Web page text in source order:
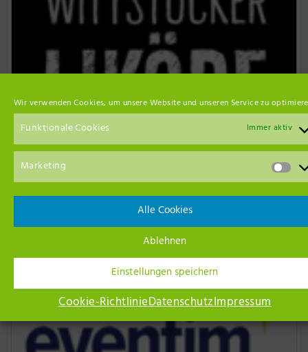
Wir verwenden Cookies, um unsere Website und unseren Service zu
Funktionale Cookies Immer aktiv
Marketing
Alle Cookies
Ablehnen
Einstellungen speichern
Cookie-RichtlinieDatenschutzImpressum
Event Empfehlungen